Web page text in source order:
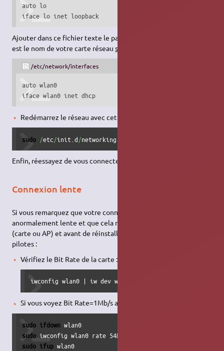
auto lo
iface lo inet loopback
Ajouter dans ce fichier texte le paragraphe suivant, où
est le nom de votre carte réseausans fil
/etc/network/interfaces
auto wlan0
iface wlan0 inet dhcp
Redémarrez le réseau avec cette commande:
sudo /etc/init.d/networking restart
Enfin, réessayez de vous connecter ça devrait fonctionner.
Connexion lente
Si vous remarquez que votre connexion Wi-Fi est
anormalement lente et que cela ne vient pas de votre matériel
(carte ou AP) et avant de réinstaller, recompiler…d'autres
pilotes :
Vérifiez le Bit Rate de la carte :
iwconfig wlan0 | iw dev wlan0 link
Si vous voyez Bit Rate=1Mb/s alors tapez :
sudo ifdown
sudo
sudo ifup wlan0